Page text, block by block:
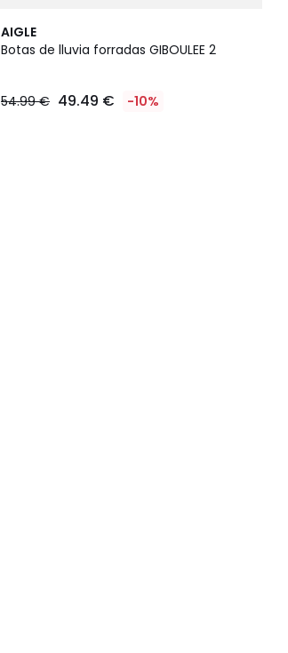
AIGLE
Botas de lluvia forradas GIBOULEE 2
54.99 € 49.49 € -10%